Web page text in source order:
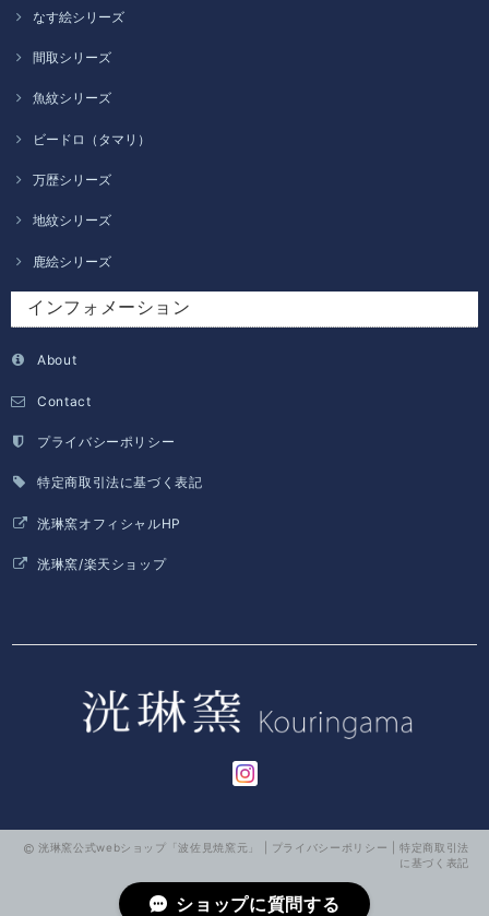
なす絵シリーズ
間取シリーズ
魚紋シリーズ
ビードロ（タマリ）
万歴シリーズ
地紋シリーズ
鹿絵シリーズ
インフォメーション
About
Contact
プライバシーポリシー
特定商取引法に基づく表記
洸琳窯オフィシャルHP
洸琳窯/楽天ショップ
洸琳窯公式webショップ「波佐見焼窯元」 | プライバシーポリシー |特定商取引法
に基づく表記
ショップに質問する